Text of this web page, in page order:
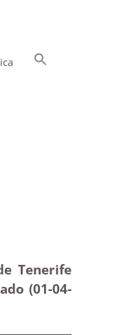
Tenerife
(01-04-